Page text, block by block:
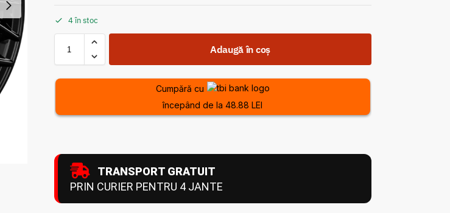
4 în stoc
Adaugă în coș
Cumpără cu
începând de la 48.88 LEI
TRANSPORT GRATUIT
PRIN CURIER PENTRU 4 JANTE